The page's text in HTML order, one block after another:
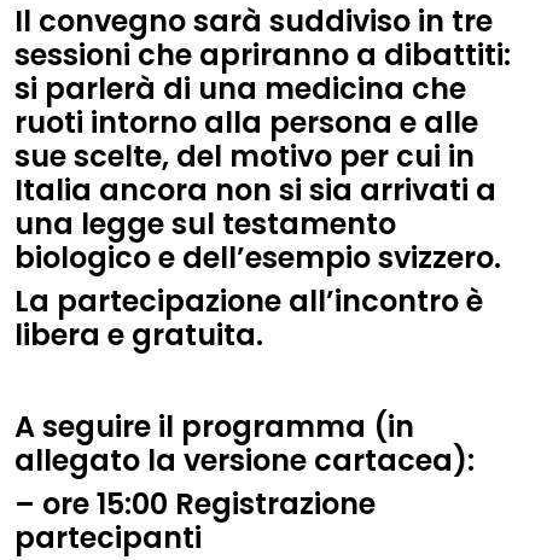
Il convegno sarà suddiviso in tre
sessioni che apriranno a dibattiti:
si parlerà di una medicina che
ruoti intorno alla persona e alle
sue scelte, del motivo per cui in
Italia ancora non si sia arrivati a
una legge sul testamento
biologico e dell’esempio svizzero.
La partecipazione all’incontro è
libera e gratuita.
A seguire il programma (in
allegato la versione cartacea):
– ore15:00 Registrazione
partecipanti